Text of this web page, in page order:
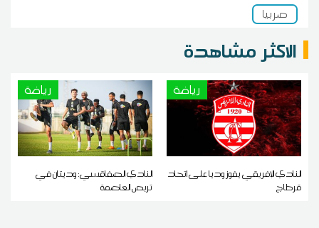
صربيا
الاكثر مشاهدة
رياضة
النادي الإفريقي يفوز وديا على اتحاد
قرطاج
رياضة
النادي الصفاقسي: وديتان في
تربص العاصمة